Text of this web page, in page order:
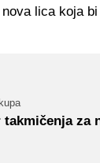
lica koja
takmičenja za